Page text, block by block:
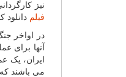
نیز
فیلم دانلود
در اواخر
آنها برای
ایران، یک
می باشند